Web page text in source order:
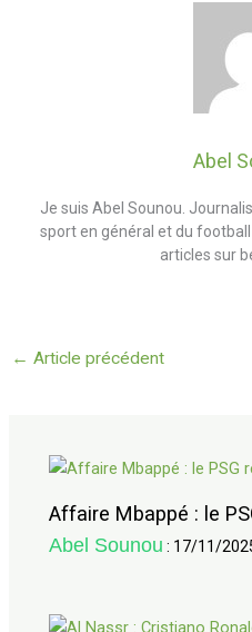
Abel
Je suis Abel Sounou.
sport en général et du
articles sur
← Article précédent
Affaire Mbappé : le
Abel Sounou : 17/11/